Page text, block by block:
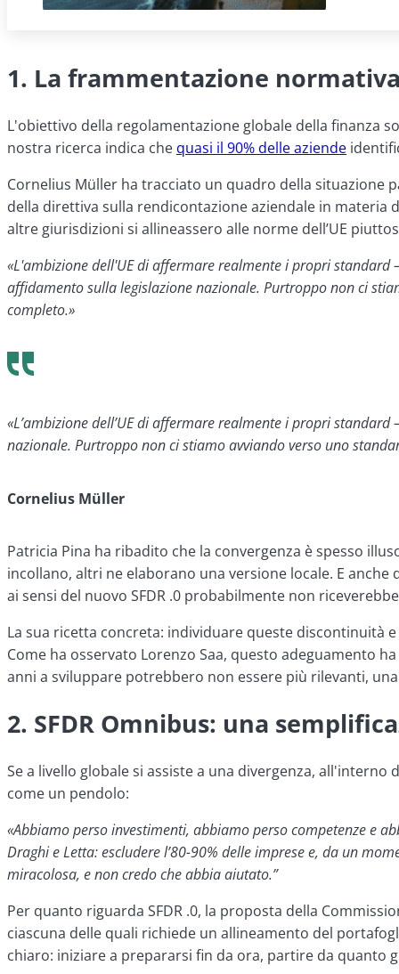
1. La frammentazione
L'obiettivo della regolamentazione globale della finanza
nostra ricerca indica che quasi il 90% delle aziende
Cornelius Müller ha tracciato un quadro della situazione
della direttiva sulla rendicontazione aziendale in materia
altre giurisdizioni si allineassero alle norme dell’UE
«L'ambizione dell'UE di affermare realmente i propri
affidamento sulla legislazione nazionale. Purtroppo non ci
completo.»
«L’ambizione dell’UE di affermare realmente i propri
nazionale. Purtroppo non ci stiamo avviando verso uno
Cornelius Müller
Patricia Pina ha ribadito che la convergenza è spesso
incollano, altri ne elaborano una versione locale. E
ai sensi del nuovo SFDR .0 probabilmente non
La sua ricetta concreta: individuare queste discontinuità
Come ha osservato Lorenzo Saa, questo adeguamento
anni a sviluppare potrebbero non essere più rilevanti,
2. SFDR Omnibus: una
Se a livello globale si assiste a una divergenza,
come un pendolo:
«Abbiamo perso investimenti, abbiamo perso competenze e
Draghi e Letta: escludere l’80-90% delle imprese e, da un
miracolosa, e non credo che abbia aiutato.”
Per quanto riguarda SFDR .0, la proposta della
ciascuna delle quali richiede un allineamento del
chiaro: iniziare a prepararsi fin da ora, partire da quanto